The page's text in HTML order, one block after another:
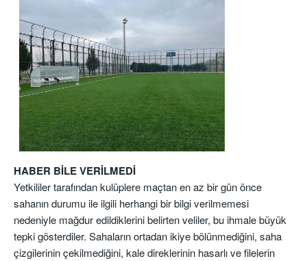
HABER BİLE VERİLMEDİ
Yetkililer tarafından kulüplere maçtan en az bir gün önce
sahanın durumu ile ilgili herhangi bir bilgi verilmemesi
nedeniyle mağdur edildiklerini belirten veliler, bu ihmale büyük
tepki gösterdiler. Sahaların ortadan ikiye bölünmediğini, saha
çizgilerinin çekilmediğini, kale direklerinin hasarlı ve filelerin